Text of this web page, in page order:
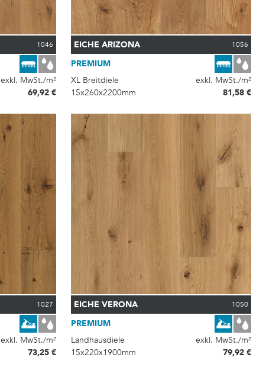
1046
exkl. MwSt./m²
69,92 €
EICHE ARIZONA 1056
PREMIUM
XL Breitdiele
exkl. MwSt./m²
15x260x2200mm
81,58 €
1027
exkl. MwSt./m²
73,25 €
EICHE VERONA 1050
PREMIUM
Landhausdiele
exkl. MwSt./m²
15x220x1900mm
79,92 €